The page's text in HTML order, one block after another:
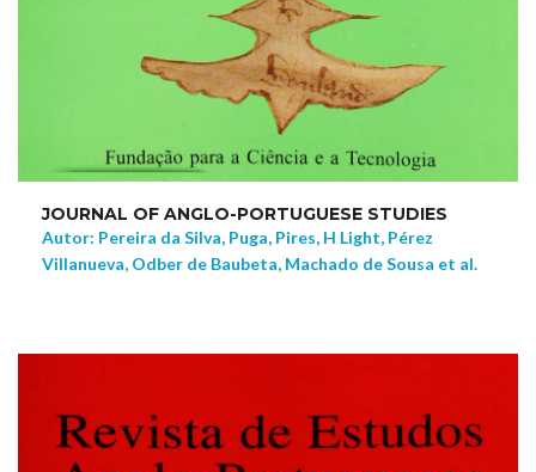
JOURNAL OF ANGLO-PORTUGUESE STUDIES
Autor: Pereira da Silva, Puga, Pires, H Light, Pérez
Villanueva, Odber de Baubeta, Machado de Sousa et al.